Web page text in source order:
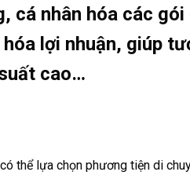
cá nhân hóa các
lợi nhuận, giúp
cao…
thể lựa chọn phương tiện di